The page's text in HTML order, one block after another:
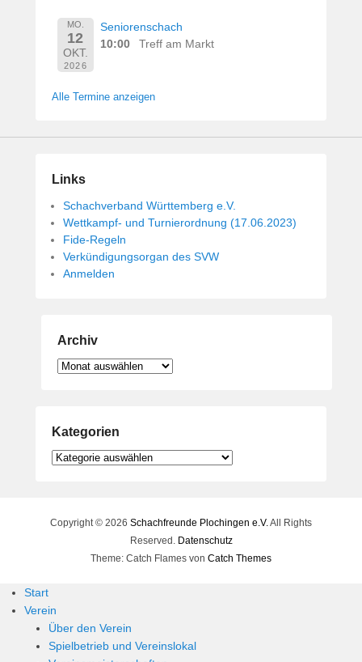
MO.
12
OKT.
2026
Seniorenschach
10:00
Treff am Markt
Alle Termine anzeigen
Links
Schachverband Württemberg e.V.
Wettkampf- und Turnierordnung (17.06.2023)
Fide-Regeln
Verkündigungsorgan des SVW
Anmelden
Archiv
Archiv
Kategorien
Kategorien
Copyright © 2026 Schachfreunde Plochingen e.V. All Rights
Reserved. Datenschutz
Theme: Catch Flames von Catch Themes
Start
Verein
Über den Verein
Spielbetrieb und Vereinslokal